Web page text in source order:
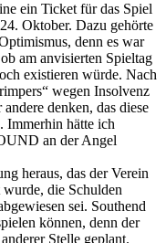
ein Ticket für das Spiel
Oktober. Dazu gehörte
denn es war
am anvisierten Spieltag
existieren würde. Nach
wegen Insolvenz
denken, das diese
Immerhin hätte ich
an der Angel
heraus, das der Verein
die Schulden
sei. Southend
können, denn der
Stelle geplant.